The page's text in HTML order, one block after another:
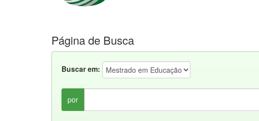
Página de Busca
Buscar em:
por